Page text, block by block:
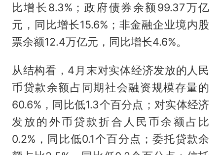
比增长8.3%；政府债券余额99.37万亿
元，同比增长15.6%；非金融企业境内股
票余额12.4万亿元，同比增长4.6%。
从结构看，4月末对实体经济发放的人民
币贷款余额占同期社会融资规模存量的
60.6%，同比低1.3个百分点；对实体经济
发放的外币贷款折合人民币余额占比
0.2%，同比低0.1个百分点；委托贷款余